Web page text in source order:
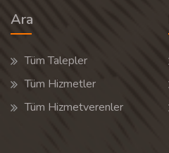
Ara
Tüm Talepler
Tüm Hizmetler
Tüm Hizmetverenler